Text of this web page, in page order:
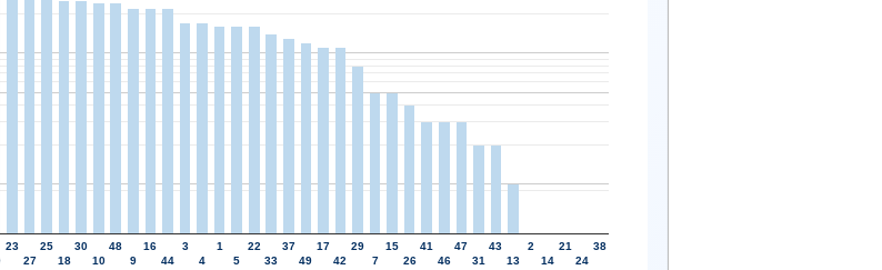
23
27
25
18
30
10
48
9
16
44
3
4
1
5
22
33
37
49
17
42
29
7
15
26
41
46
47
31
43
13
2
14
21
24
38